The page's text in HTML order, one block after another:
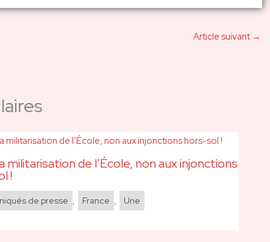
Article suivant →
militarisation de l’École, non aux injonctions
!
de presse , France , Une